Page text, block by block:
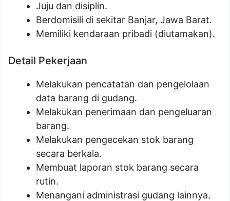
Juju dan disiplin.
Berdomisili di sekitar Banjar, Jawa Barat.
Memiliki kendaraan pribadi (diutamakan).
Detail Pekerjaan
Melakukan pencatatan dan pengelolaan
data barang di gudang.
Melakukan penerimaan dan pengeluaran
barang.
Melakukan pengecekan stok barang
secara berkala.
Membuat laporan stok barang secara
rutin.
Menangani administrasi gudang lainnya.